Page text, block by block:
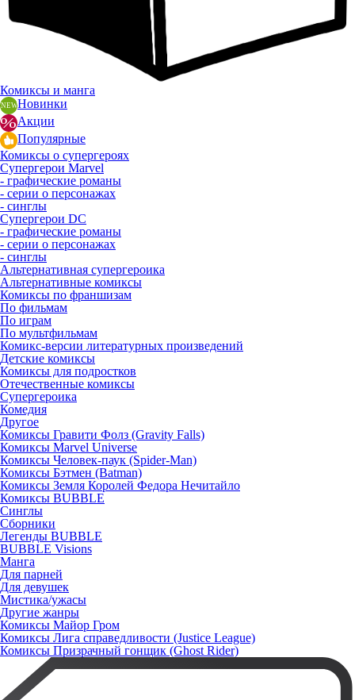
Комиксы и манга
Новинки
Акции
Популярные
Комиксы о супергероях
Супергерои Marvel
- графические романы
- серии о персонажах
- синглы
Супергерои DC
- графические романы
- серии о персонажах
- синглы
Альтернативная супергероика
Альтернативные комиксы
Комиксы по франшизам
По фильмам
По играм
По мультфильмам
Комикс-версии литературных произведений
Детские комиксы
Комиксы для подростков
Отечественные комиксы
Супергероика
Комедия
Другое
Комиксы Гравити Фолз (Gravity Falls)
Комиксы Marvel Universe
Комиксы Человек-паук (Spider-Man)
Комиксы Бэтмен (Batman)
Комиксы Земля Королей Федора Нечитайло
Комиксы BUBBLE
Синглы
Сборники
Легенды BUBBLE
BUBBLE Visions
Манга
Для парней
Для девушек
Мистика/ужасы
Другие жанры
Комиксы Майор Гром
Комиксы Лига справедливости (Justice League)
Комиксы Призрачный гонщик (Ghost Rider)